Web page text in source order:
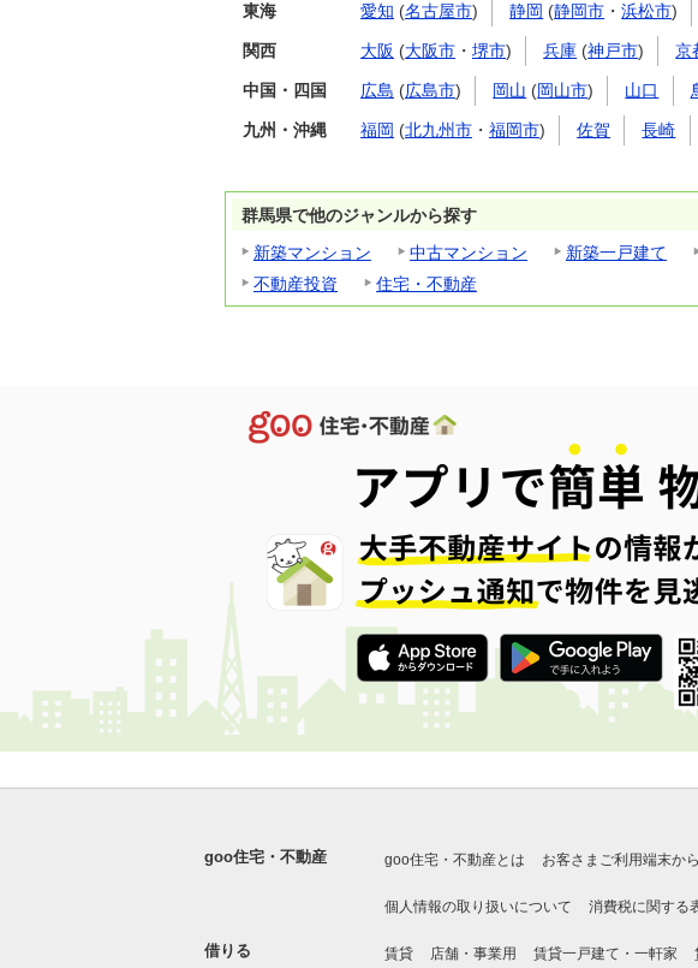
東海 愛知 (名古屋市) 静岡 (静岡市 ・浜松市)
関西 大阪 (大阪市 ・ 堺市) 兵庫 (神戸市) 京
中国・四国 広島 (広島市) 岡山 (岡山市) 山口
九州・沖縄 福岡 (北九州市 ・ 福岡市) 佐賀 長崎
群馬県で他のジャンルから探す
新築マンション
中古マンション 新築一戸建て
不動産投資
住宅・不動産
goo住宅・不動産 goo住宅・不動産とは お客さまご利用端末か
個人情報の取り扱いについて 消費税に関する
借りる 賃貸 店舗・事業用 賃貸一戸建て・一軒家